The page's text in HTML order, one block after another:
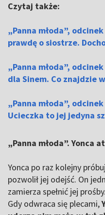
Czytaj także:
„Panna młoda”,
prawdę o siostrze.
„Panna młoda”,
dla Sinem. Co znajdzie
„Panna młoda”,
Ucieczka to jej jedyna
„Panna młoda”. Yonca
Yonca po raz kolejny
pozwolił jej odejść. On
zamierza spełnić jej
Gdy odwraca się plecami,